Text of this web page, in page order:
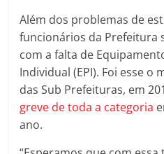
Além dos problemas de
funcionários da Prefeitura
com a falta de
Individual (EPI). Foi esse o
das Sub Prefeituras, em
greve de toda a categoria
ano.